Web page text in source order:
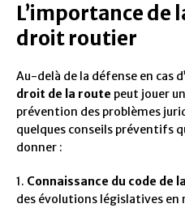
L’importance de
droit routier
Au-delà de la défense en cas
droit de la route peut jouer
prévention des problèmes
quelques conseils préventifs
donner :
1. Connaissance du code de
des évolutions législatives